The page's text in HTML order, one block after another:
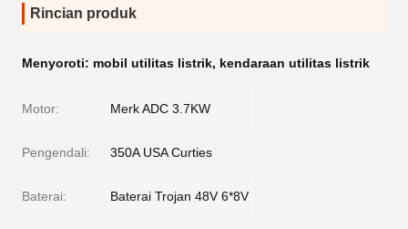
Rincian produk
Menyoroti: mobil utilitas listrik, kendaraan utilitas listrik
Motor: Merk ADC 3.7KW
Pengendali: 350A USA Curties
Baterai: Baterai Trojan 48V 6*8V